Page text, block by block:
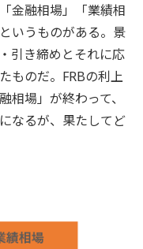
金融相場」「業績相
いうものがある。景
引き締めとそれに応
ものだ。FRBの利上
相場」が終わって、
なるが、果たしてど